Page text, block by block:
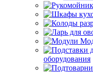
оборудования